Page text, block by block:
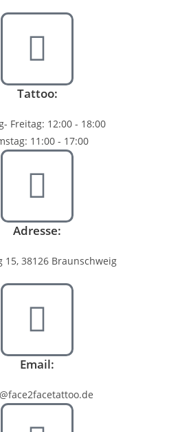
Tattoo:
Freitag: 12:00 - 18:00
11:00 - 17:00
Adresse:
15, 38126 Braunschweig
Email: